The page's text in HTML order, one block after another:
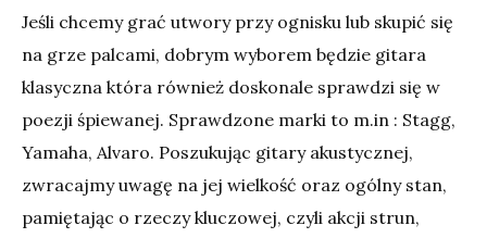
Jeśli chcemy grać utwory przy ognisku lub skupić się
na grze palcami, dobrym wyborem będzie gitara
klasyczna która również doskonale sprawdzi się w
poezji śpiewanej. Sprawdzone marki to m.in : Stagg,
Yamaha, Alvaro. Poszukując gitary akustycznej,
zwracajmy uwagę na jej wielkość oraz ogólny stan,
pamiętając o rzeczy kluczowej, czyli akcji strun,